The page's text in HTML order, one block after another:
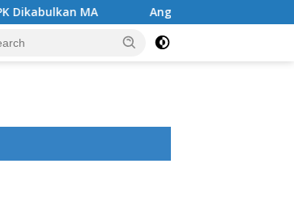
Angin Segar di Tengah Jeruji Besi ,MA Kabulkan